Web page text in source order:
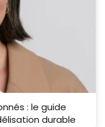
: le guide
durable